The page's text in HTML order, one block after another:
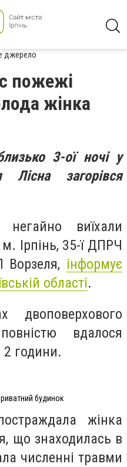
джерело
пожежі
жінка
3-ої ночі у
загорівся
виїхали
Ірпінь, 35-ї ДПРЧ
інформує
області.
двоповерхового
вдалося
2 години.
будинок
жінка
що знаходилась в
численні травми